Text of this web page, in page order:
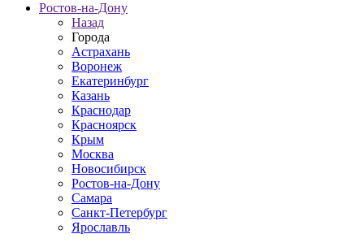
Ростов-на-Дону
Назад
Города
Астрахань
Воронеж
Екатеринбург
Казань
Краснодар
Красноярск
Крым
Москва
Новосибирск
Ростов-на-Дону
Самара
Санкт-Петербург
Ярославль